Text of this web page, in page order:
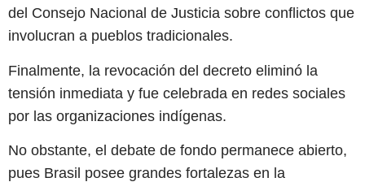
del Consejo Nacional de Justicia sobre conflictos que
involucran a pueblos tradicionales.
Finalmente, la revocación del decreto eliminó la
tensión inmediata y fue celebrada en redes sociales
por las organizaciones indígenas.
No obstante, el debate de fondo permanece abierto,
pues Brasil posee grandes fortalezas en la